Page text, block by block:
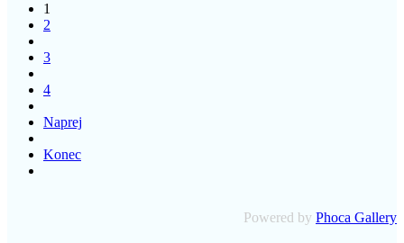
1
2
3
4
Naprej
Konec
Powered by Phoca Gallery